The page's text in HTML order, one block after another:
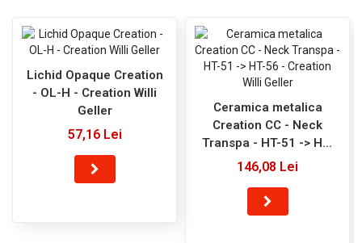
Lichid Opaque Creation
- OL-H - Creation Willi
Geller
57,16 Lei
Ceramica metalica
Creation CC - Neck
Transpa - HT-51 -> HT-
56 - Creation Willi Geller
146,08 Lei